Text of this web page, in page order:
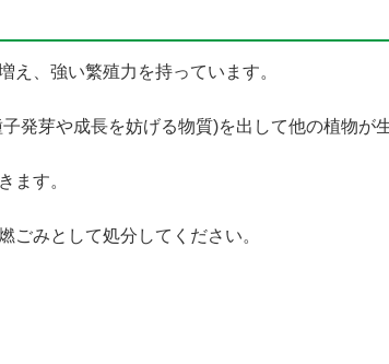
え、強い繁殖力を持っています。
発芽や成長を妨げる物質)を出して他の植物が
ます。
ごみとして処分してください。